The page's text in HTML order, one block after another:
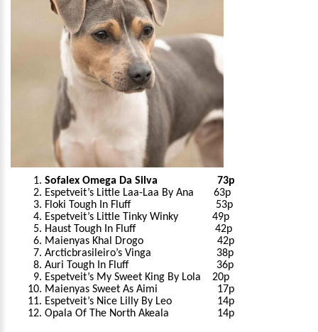
Sofalex Omega Da Silva 73p
Espetveit’s Little Laa-Laa By Ana 63p
Floki Tough In Fluff 53p
Espetveit’s Little Tinky Winky 49p
Haust Tough In Fluff 42p
Maienyas Khal Drogo 42p
Arcticbrasileiro’s Vinga 38p
Auri Tough In Fluff 36p
Espetveit’s My Sweet King By Lola 20p
Maienyas Sweet As Aimi 17p
Espetveit’s Nice Lilly By Leo 14p
Opala Of The North Akeala 14p